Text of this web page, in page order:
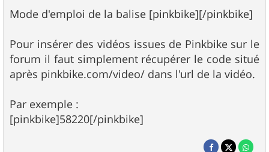
s
s
g
e
Mode d'emploi de la balise [pinkbike][/pinkbike]
Pour insérer des vidéos issues de Pinkbike sur le
forum il faut simplement récupérer le code situé
après pinkbike.com/video/ dans l'url de la vidéo.
Par exemple :
[pinkbike]58220[/pinkbike]